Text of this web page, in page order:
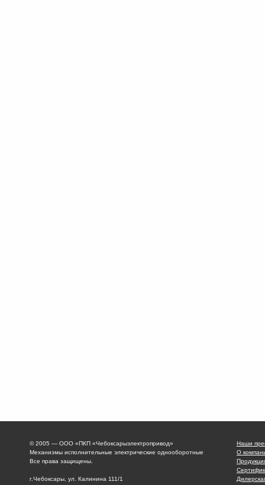
© 2005 — ООО «ПКП «Чебоксарыэлектропривод»
Механизмы исполнительные электрические однооборотные
Все права защищены.
г.Чебоксары, ул. Калинина 111/1
Наши
О